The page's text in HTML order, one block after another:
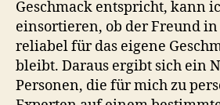
Geschmack entspricht, kann
einsortieren, ob der Freund
reliabel für das eigene
bleibt. Daraus ergibt sich ein
Personen, die für mich zu